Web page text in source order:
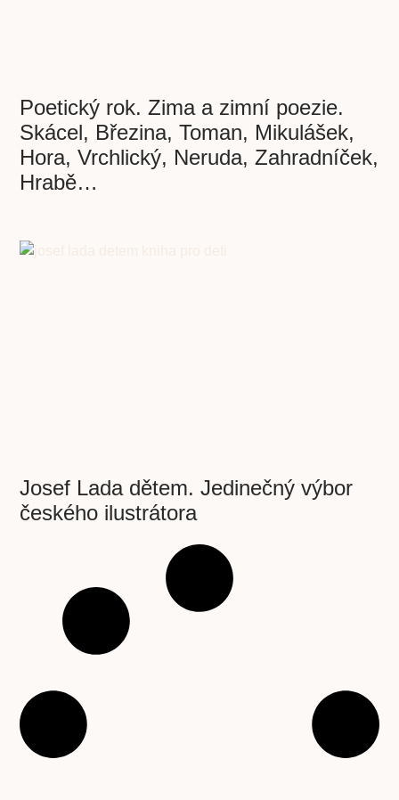
Poetický rok. Zima a zimní poezie.
Skácel, Březina, Toman, Mikulášek,
Hora, Vrchlický, Neruda, Zahradníček,
Hrabě…
Josef Lada dětem. Jedinečný výbor
českého ilustrátora